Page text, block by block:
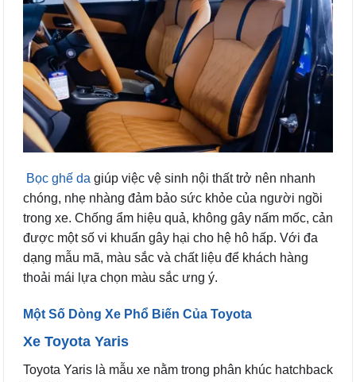
Bọc ghế da giúp việc vệ sinh nội thất trở nên nhanh
chóng, nhẹ nhàng đảm bảo sức khỏe của người ngồi
trong xe. Chống ẩm hiệu quả, không gây nấm mốc, cản
được một số vi khuẩn gây hại cho hệ hô hấp. Với đa
dạng mẫu mã, màu sắc và chất liệu để khách hàng
thoải mái lựa chọn màu sắc ưng ý.
Một Số Dòng Xe Phổ Biến Của Toyota
Xe Toyota Yaris
Toyota Yaris là mẫu xe nằm trong phân khúc hatchback